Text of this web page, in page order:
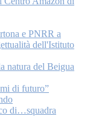
e PNRR a
dell'Istituto
natura del Beigua
di futuro”
di…squadra